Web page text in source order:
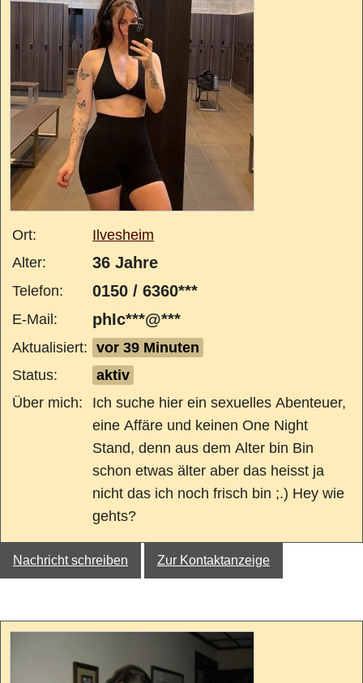
Ort:
Ilvesheim
Alter:
36 Jahre
Telefon: 0150 / 6360***
E-Mail: phIc***@***
Aktualisiert: vor 39 Minuten
Status:
aktiv
Über mich:
Ich suche hier ein sexuelles Abenteuer,
eine Affäre und keinen One Night
Stand, denn aus dem Alter bin Bin
schon etwas älter aber das heisst ja
nicht das ich noch frisch bin ;.) Hey wie
gehts?
Nachricht schreiben Zur Kontaktanzeige